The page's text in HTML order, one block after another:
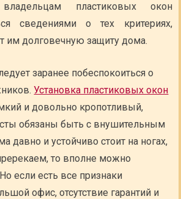
пластиковых окон
сведениями о тех критериях,
им долговечную защиту дома.
заранее побеспокоиться о
Установка пластиковых окон
и довольно кропотливый,
обязаны быть с внушительным
давно и устойчиво стоит на ногах,
то вполне можно
если есть все признаки
офис, отсутствие гарантий и